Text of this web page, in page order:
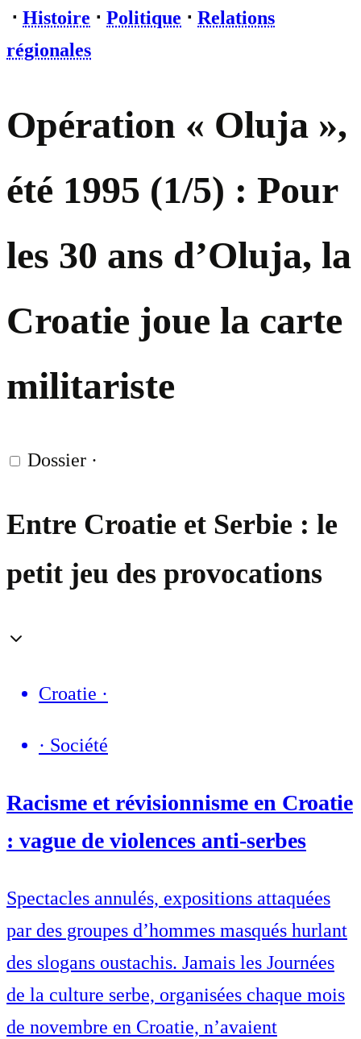
⋅ Histoire ⋅ Politique ⋅ Relations
régionales
Opération « Oluja »,
été 1995 (1/5) : Pour
les 30 ans d’Oluja, la
Croatie joue la carte
militariste
Dossier ·
Entre Croatie et Serbie : le
petit jeu des provocations
Croatie ·
· Société
Racisme et révisionnisme en Croatie
: vague de violences anti-serbes
Spectacles annulés, expositions attaquées
par des groupes d’hommes masqués hurlant
des slogans oustachis. Jamais les Journées
de la culture serbe, organisées chaque mois
de novembre en Croatie, n’avaient